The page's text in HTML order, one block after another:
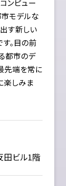
ンピュー
市モデルな
す新しい
。目の前
都市のデ
先端を常に
楽しみま
田ビル1階